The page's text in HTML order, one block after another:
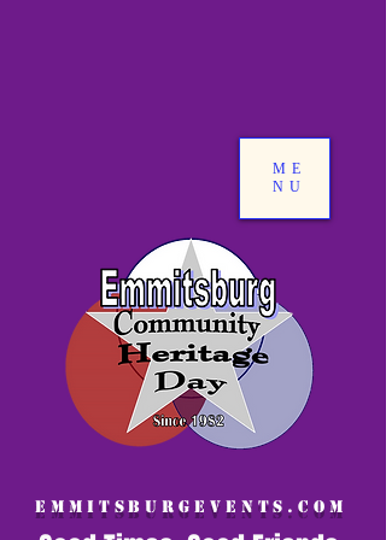
ME
NU
EMMITSBURGEVENTS.COM